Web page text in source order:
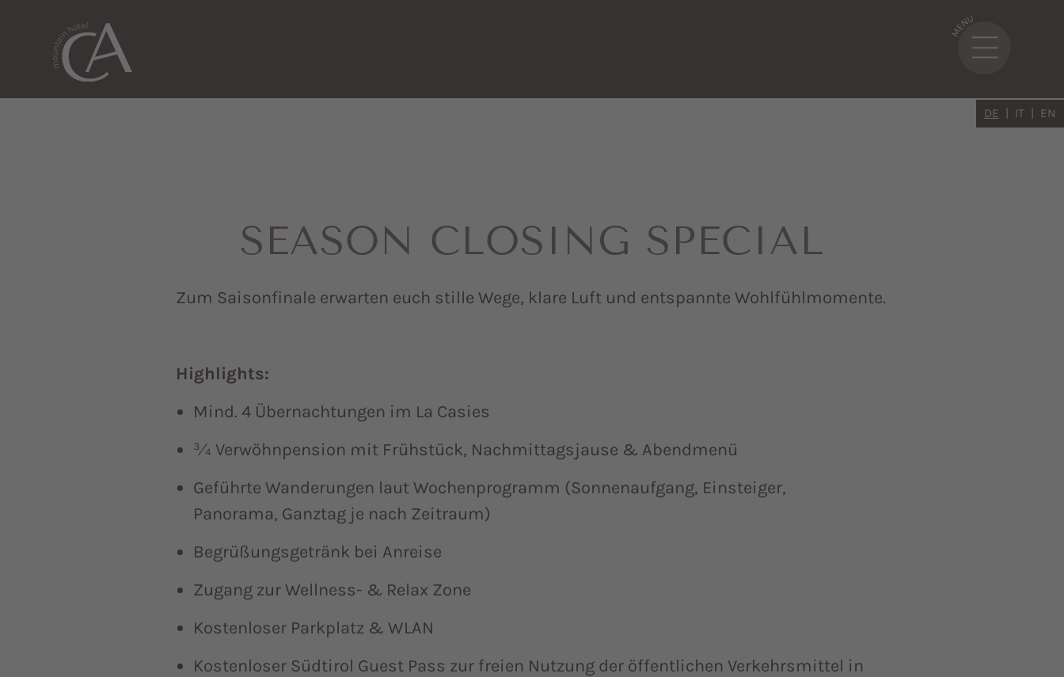
DE IT EN
SEASON CLOSING SPECIAL
Zum Saisonfinale erwarten euch stille Wege, klare Luft und entspannte Wohlfühlmomente.
Highlights:
Mind. 4 Übernachtungen im La Casies
¾ Verwöhnpension mit Frühstück, Nachmittagsjause & Abendmenü
Geführte Wanderungen laut Wochenprogramm (Sonnenaufgang, Einsteiger,
Panorama, Ganztag je nach Zeitraum)
Begrüßungsgetränk bei Anreise
Zugang zur Wellness- & Relax Zone
Kostenloser Parkplatz & WLAN
Kostenloser Südtirol Guest Pass zur freien Nutzung der öffentlichen Verkehrsmittel in